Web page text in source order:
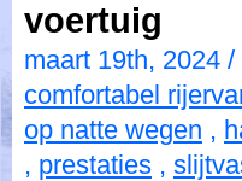
voertuig
maart 19th, 2024 /
comfortabel
op natte wegen ,
, prestaties ,